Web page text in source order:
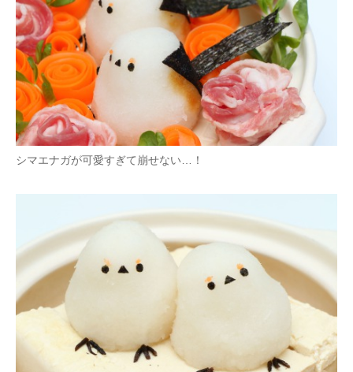
企業向けIT製品の総合サイト
IT製品の技術・比較・事例
製造業のIT導入・活用を支援
モノづくり技術者専門サイト
エレクトロニクス専門サイト
エネルギーの専門メディア
建設×テクノロジーの最前線
ちょっと気になるネットの話題
シマエナガが可愛すぎて崩せない…！